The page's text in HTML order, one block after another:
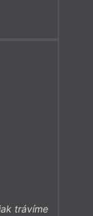
trávíme